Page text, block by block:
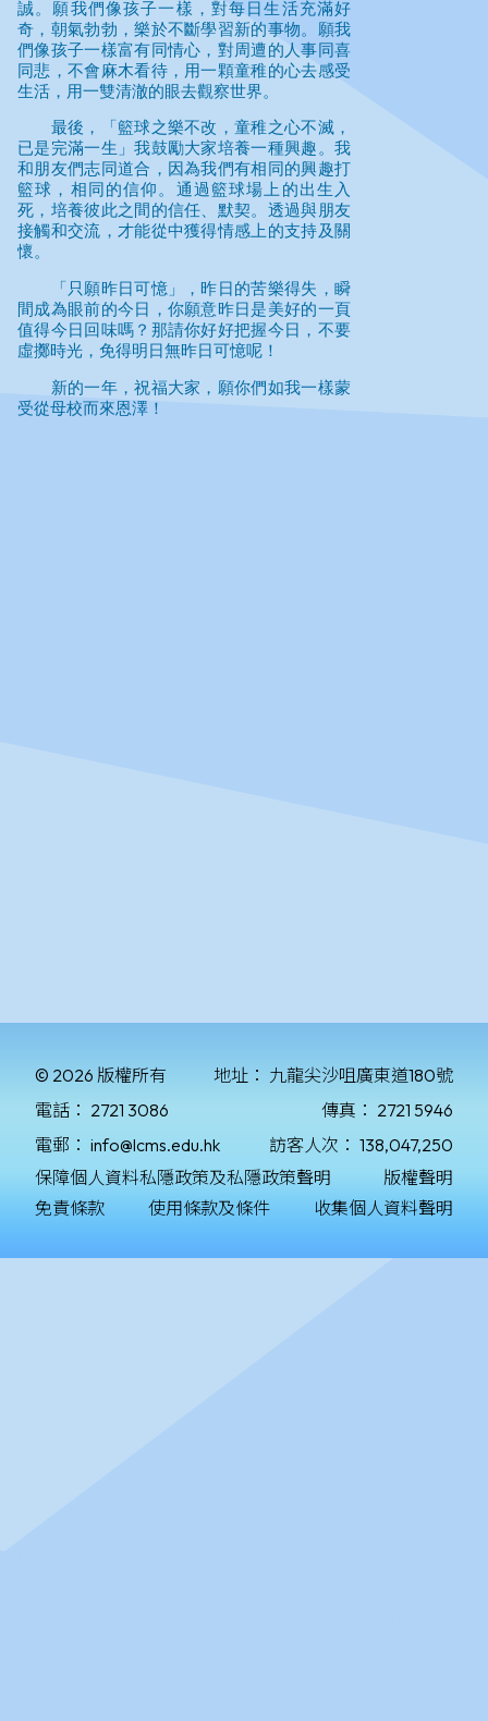
© 2026 版權所有 地址： 九龍尖沙咀廣東道180號
電話： 2721 3086 傳真： 2721 5946
電郵： info@lcms.edu.hk 訪客人次： 138,047,250
保障個人資料私隱政策及私隱政策聲明
版權聲明
免責條款
使用條款及條件 收集個人資料聲明